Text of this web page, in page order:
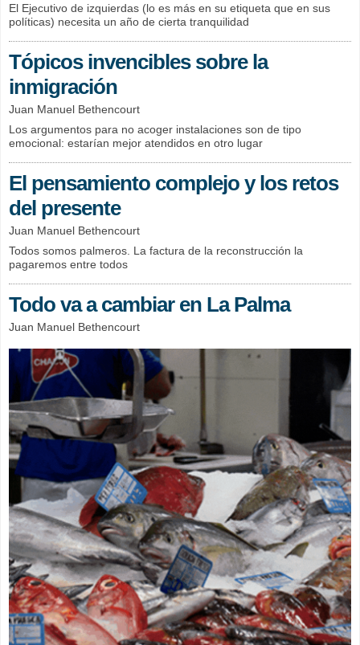
El Ejecutivo de izquierdas (lo es más en su etiqueta que en sus
políticas) necesita un año de cierta tranquilidad
Tópicos invencibles sobre la
inmigración
Juan Manuel Bethencourt
Los argumentos para no acoger instalaciones son de tipo
emocional: estarían mejor atendidos en otro lugar
El pensamiento complejo y los retos
del presente
Juan Manuel Bethencourt
Todos somos palmeros. La factura de la reconstrucción la
pagaremos entre todos
Todo va a cambiar en La Palma
Juan Manuel Bethencourt